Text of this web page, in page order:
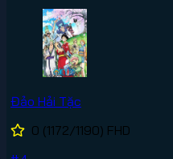
Đảo Hải Tặc
0 (1172/1190) FHD